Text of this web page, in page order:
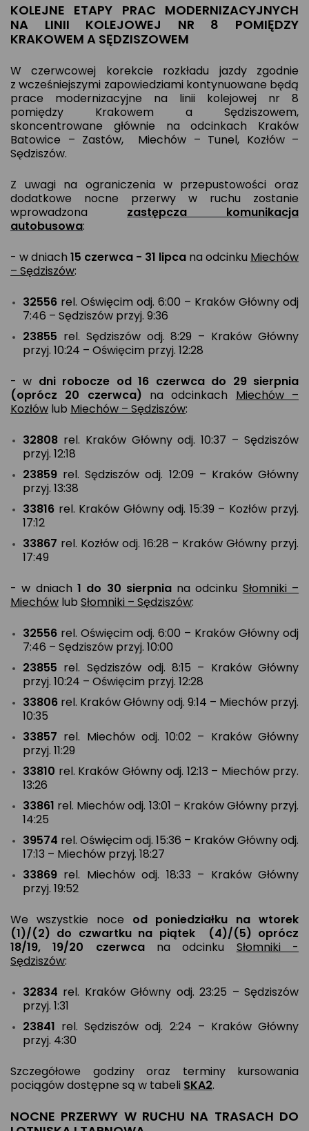
KOLEJNE ETAPY PRAC MODERNIZACYJNYCH
NA LINII KOLEJOWEJ NR 8 POMIĘDZY
KRAKOWEM A SĘDZISZOWEM
W czerwcowej korekcie rozkładu jazdy zgodnie
z wcześniejszymi zapowiedziami kontynuowane będą
prace modernizacyjne na linii kolejowej nr 8
pomiędzy Krakowem a Sędziszowem,
skoncentrowane głównie na odcinkach Kraków
Batowice – Zastów, Miechów – Tunel, Kozłów –
Sędziszów.
Z uwagi na ograniczenia w przepustowości oraz
dodatkowe nocne przerwy w ruchu zostanie
wprowadzona zastępcza komunikacja
autobusowa:
- w dniach 15 czerwca - 31 lipca na odcinku Miechów
– Sędziszów:
32556 rel. Oświęcim odj. 6:00 – Kraków Główny odj
7:46 – Sędziszów przyj. 9:36
23855 rel. Sędziszów odj. 8:29 – Kraków Główny
przyj. 10:24 – Oświęcim przyj. 12:28
- w dni robocze od 16 czerwca do 29 sierpnia
(oprócz 20 czerwca) na odcinkach Miechów –
Kozłów lub Miechów – Sędziszów:
32808 rel. Kraków Główny odj. 10:37 – Sędziszów
przyj. 12:18
23859 rel. Sędziszów odj. 12:09 – Kraków Główny
przyj. 13:38
33816 rel. Kraków Główny odj. 15:39 – Kozłów przyj.
17:12
33867 rel. Kozłów odj. 16:28 – Kraków Główny przyj.
17:49
- w dniach 1 do 30 sierpniana odcinku Słomniki –
Miechów lub Słomniki – Sędziszów:
32556 rel. Oświęcim odj. 6:00 – Kraków Główny odj
7:46 – Sędziszów przyj. 10:00
23855 rel. Sędziszów odj. 8:15 – Kraków Główny
przyj. 10:24 – Oświęcim przyj. 12:28
33806 rel. Kraków Główny odj. 9:14 – Miechów przyj.
10:35
33857 rel. Miechów odj. 10:02 – Kraków Główny
przyj. 11:29
33810 rel. Kraków Główny odj. 12:13 – Miechów przy.
13:26
33861 rel. Miechów odj. 13:01 – Kraków Główny przyj.
14:25
39574 rel. Oświęcim odj. 15:36 – Kraków Główny odj.
17:13 – Miechów przyj. 18:27
33869 rel. Miechów odj. 18:33 – Kraków Główny
przyj. 19:52
We wszystkie noce od poniedziałku na wtorek
(1)/(2) do czwartku na piątek (4)/(5) oprócz
18/19, 19/20 czerwcana odcinku Słomniki -
Sędziszów:
32834 rel. Kraków Główny odj. 23:25 – Sędziszów
przyj. 1:31
23841 rel. Sędziszów odj. 2:24 – Kraków Główny
przyj. 4:30
Szczegółowe godziny oraz terminy kursowania
pociągów dostępne są w tabeli SKA2.
NOCNE PRZERWY W RUCHU NA TRASACH DO